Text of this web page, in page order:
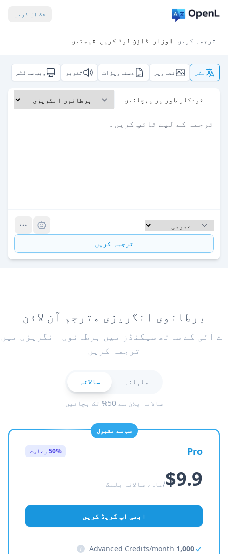
لاگ ان کریں
ترجمہ کریں اوزار ڈاؤن لوڈ کریں قیمتیں
متن تصاویر دستاویزات تقریر ویب سائٹس
خودکار طور پر پہچانیں
ترجمہ کریں
برطانوی انگریزی مترجم آن لائن
اے آئی کے ساتھ سیکنڈز میں برطانوی انگریزی میں
ترجمہ کریں
ماہانہ سالانہ
سالانہ پلان سے 50% تک بچائیں
سب سے مقبول
Pro 50% رعایت
$9.9/ماہ، سالانہ بلنگ
ابھی اپ گریڈ کریں
1,000
i